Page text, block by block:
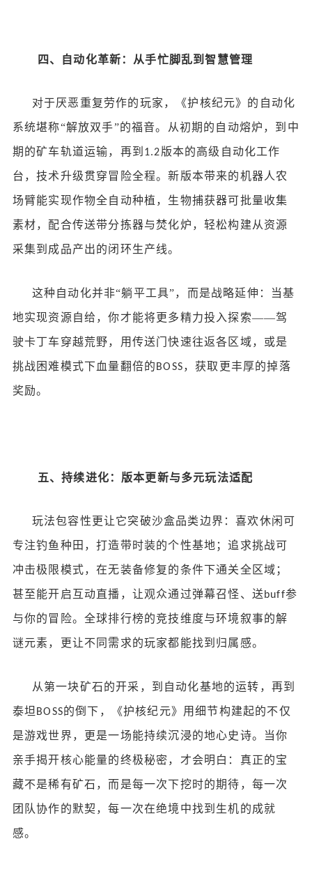
四、自动化革新：从手忙脚乱到智慧管理
对于厌恶重复劳作的玩家，《护核纪元》的自动化
系统堪称“解放双手”的福音。从初期的自动熔炉，到中
期的矿车轨道运输，再到 1.2版本的高级自动化工作
台，技术升级贯穿冒险全程。新版本带来的机器人农
场臂能实现作物全自动种植，生物捕获器可批量收集
素材，配合传送带分拣器与焚化炉，轻松构建从资源
采集到成品产出的闭环生产线。
这种自动化并非“躺平工具”，而是战略延伸：当基
地实现资源自给，你才能将更多精力投入探索——驾
驶卡丁车穿越荒野，用传送门快速往返各区域，或是
挑战困难模式下血量翻倍的 BOSS，获取更丰厚的掉落
奖励。
五、持续进化：版本更新与多元玩法适配
玩法包容性更让它突破沙盒品类边界：喜欢休闲可
专注钓鱼种田，打造带时装的个性基地；追求挑战可
冲击极限模式，在无装备修复的条件下通关全区域；
甚至能开启互动直播，让观众通过弹幕召怪、送buff参
与你的冒险。全球排行榜的竞技维度与环境叙事的解
谜元素，更让不同需求的玩家都能找到归属感。
从第一块矿石的开采，到自动化基地的运转，再到
泰坦 BOSS的倒下，《护核纪元》用细节构建起的不仅
是游戏世界，更是一场能持续沉浸的地心史诗。当你
亲手揭开核心能量的终极秘密，才会明白：真正的宝
藏不是稀有矿石，而是每一次下挖时的期待，每一次
团队协作的默契，每一次在绝境中找到生机的成就
感。